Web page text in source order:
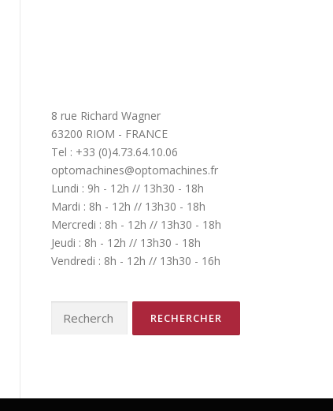
8 rue Richard Wagner
63200 RIOM - FRANCE
Tel : +33 (0)4.73.64.10.06
optomachines@optomachines.fr
Lundi : 9h - 12h // 13h30 - 18h
Mardi : 8h - 12h // 13h30 - 18h
Mercredi : 8h - 12h // 13h30 - 18h
Jeudi : 8h - 12h // 13h30 - 18h
Vendredi : 8h - 12h // 13h30 - 16h